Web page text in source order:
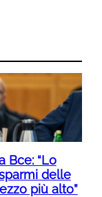
Bce: “Lo
delle
più alto”